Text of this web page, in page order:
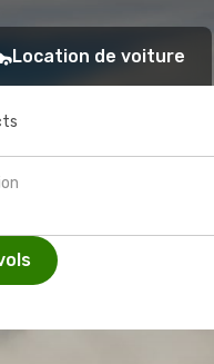
Location de voiture